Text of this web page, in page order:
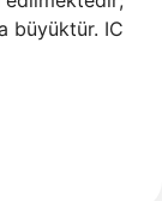
büyüktür. IC